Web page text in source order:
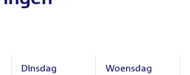
Dinsdag
Woensdag